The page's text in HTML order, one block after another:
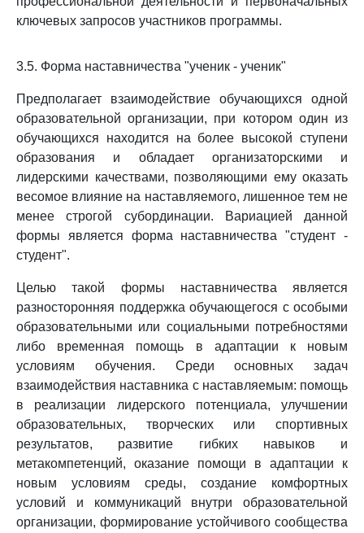
ключевых запросов участников программы.
3.5. Форма наставничества "ученик - ученик"
Предполагает взаимодействие обучающихся одной
образовательной организации, при котором один из
обучающихся находится на более высокой ступени
образования и обладает организаторскими и
лидерскими качествами, позволяющими ему оказать
весомое влияние на наставляемого, лишенное тем не
менее строгой субординации. Вариацией данной
формы является форма наставничества "студент -
студент".
Целью такой формы наставничества является
разносторонняя поддержка обучающегося с особыми
образовательными или социальными потребностями
либо временная помощь в адаптации к новым
условиям обучения. Среди основных задач
взаимодействия наставника с наставляемым: помощь
в реализации лидерского потенциала, улучшении
образовательных, творческих или спортивных
результатов, развитие гибких навыков и
метакомпетенций, оказание помощи в адаптации к
новым условиям среды, создание комфортных
условий и коммуникаций внутри образовательной
организации, формирование устойчивого сообщества